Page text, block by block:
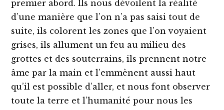
premier abord. Ils nous dévoilent la réalité
d’une manière que l’on n’a pas saisi tout de
suite, ils colorent les zones que l’on voyaient
grises, ils allument un feu au milieu des
grottes et des souterrains, ils prennent notre
âme par la main et l’emmènent aussi haut
qu’il est possible d’aller, et nous font observer
toute la terre et l’humanité pour nous les